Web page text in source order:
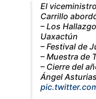
El
Carrillo
– Los
Uaxactún
– Festival de
– Muestra de
– Cierre del
Ángel Asturias